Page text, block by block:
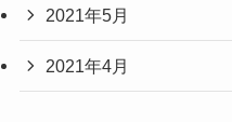
2021年5月
2021年4月